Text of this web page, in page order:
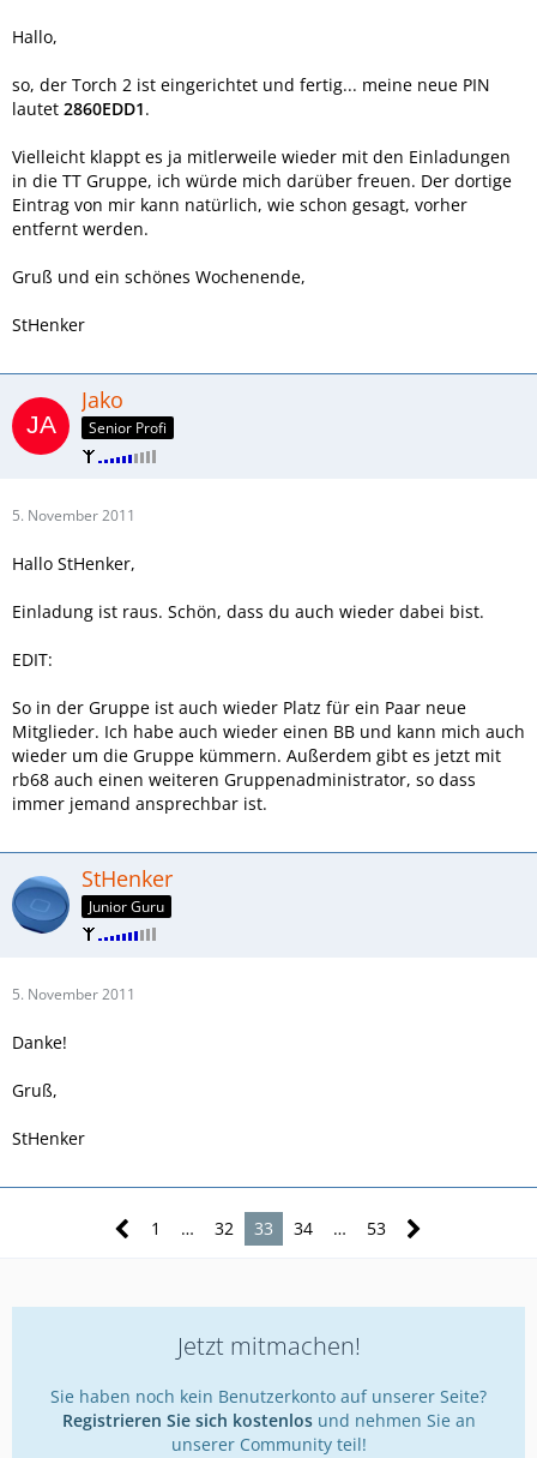
Hallo,
so, der Torch 2 ist eingerichtet und fertig... meine neue PIN
lautet 2860EDD1.
Vielleicht klappt es ja mitlerweile wieder mit den Einladungen
in die TT Gruppe, ich würde mich darüber freuen. Der dortige
Eintrag von mir kann natürlich, wie schon gesagt, vorher
entfernt werden.
Gruß und ein schönes Wochenende,
StHenker
Jako
Senior Profi
5. November 2011
Hallo StHenker,
Einladung ist raus. Schön, dass du auch wieder dabei bist.
EDIT:
So in der Gruppe ist auch wieder Platz für ein Paar neue
Mitglieder. Ich habe auch wieder einen BB und kann mich auch
wieder um die Gruppe kümmern. Außerdem gibt es jetzt mit
rb68 auch einen weiteren Gruppenadministrator, so dass
immer jemand ansprechbar ist.
StHenker
Junior Guru
5. November 2011
Danke!
Gruß,
StHenker
1 … 32 33 34 … 53
Jetzt mitmachen!
Sie haben noch kein Benutzerkonto auf unserer Seite?
Registrieren Sie sich kostenlosund nehmen Sie an
unserer Community teil!